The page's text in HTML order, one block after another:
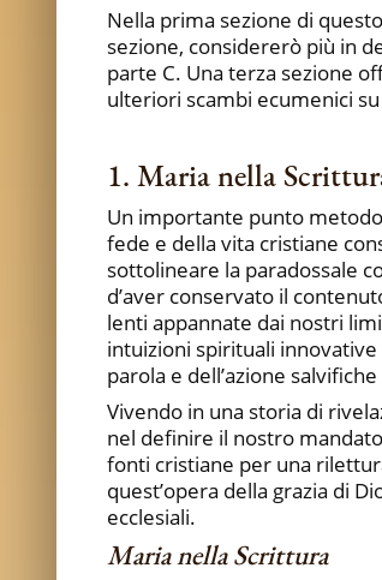
Nella prima sezione di
sezione, considererò più in
parte C. Una terza sezione
ulteriori scambi ecumenici
1. Maria nella
Un importante punto
fede e della vita cristiane
sottolineare la paradossale
d’aver conservato il
lenti appannate dai nostri
intuizioni spirituali innovative
parola e dell’azione
Vivendo in una storia di
nel definire il nostro
fonti cristiane per una
quest’opera della grazia di
ecclesiali.
Maria nella Scrittura